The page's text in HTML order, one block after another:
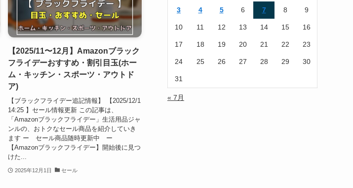
【2025/11〜12月】Amazonブラック
フライデーおすすめ・割引目玉(ホー
ム・キッチン・スポーツ・アウトド
ア)
【ブラックフライデー追記情報】 【2025/12/1
14:25 】セール情報更新 この記事は、
「Amazonブラックフライデー」生活用品ジャ
ンルの、おトクなセール商品を紹介していき
ます ー セール商品随時更新中 ー
【Amazonブラックフライデー】開始後に見つ
けた...
2025年12月1日 セール
3 4 5 6 7 8 9
10 11 12 13 14 15 16
17 18 19 20 21 22 23
24 25 26 27 28 29 30
31
« 7月